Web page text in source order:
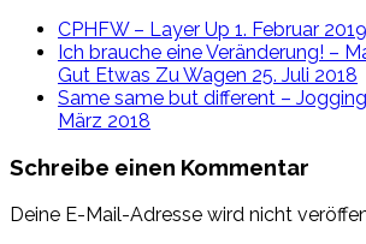
CPHFW – Layer Up 1. Februar 2019
Ich brauche eine Veränderung! –
Gut Etwas Zu Wagen 25. Juli 2018
Same same but different –
März 2018
Schreibe einen Kommentar
Deine E-Mail-Adresse wird nicht